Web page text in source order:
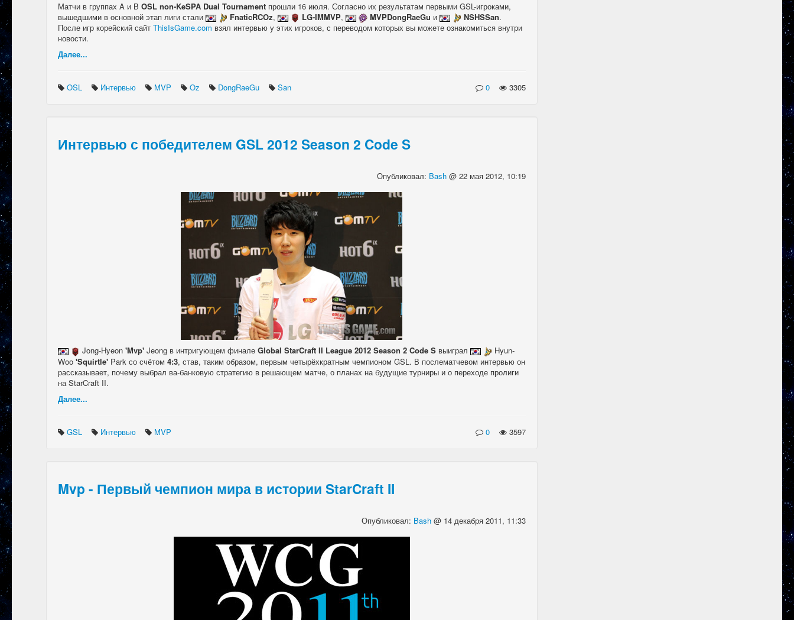
Матчи в группах A и B OSL non-KeSPA Dual Tournament прошли 16 июля. Согласно их результатам первыми GSL-игроками,
вышедшими в основной этап лиги стали
FnaticRCOz, LG-IMMVP, MVPDongRaeGu и NSHSSan.
После игр корейский сайт ThisIsGame.com взял интервью у этих игроков, с переводом которых вы можете ознакомиться внутри
новости.
Далее...
OSL Интервью MVP Oz DongRaeGu San 0 3305
Интервью с победителем GSL 2012 Season 2 Code S
Опубликовал: Bash @ 22 мая 2012, 10:19
Jong-Hyeon 'Mvp' Jeong в интригующем финале Global StarCraft II League 2012 Season 2 Code Sвыиграл
Hyun-
Woo 'Squirtle' Park со счётом 4:3, став, таким образом, первым четырёхкратным чемпионом GSL. В послематчевом интервью он
рассказывает, почему выбрал ва-банковую стратегию в решающем матче, о планах на будущие турниры и о переходе пролиги
на StarCraft II.
Далее...
GSL Интервью MVP 0 3597
Mvp - Первый чемпион мира в истории StarCraft II
Опубликовал: Bash @ 14 декабря 2011, 11:33